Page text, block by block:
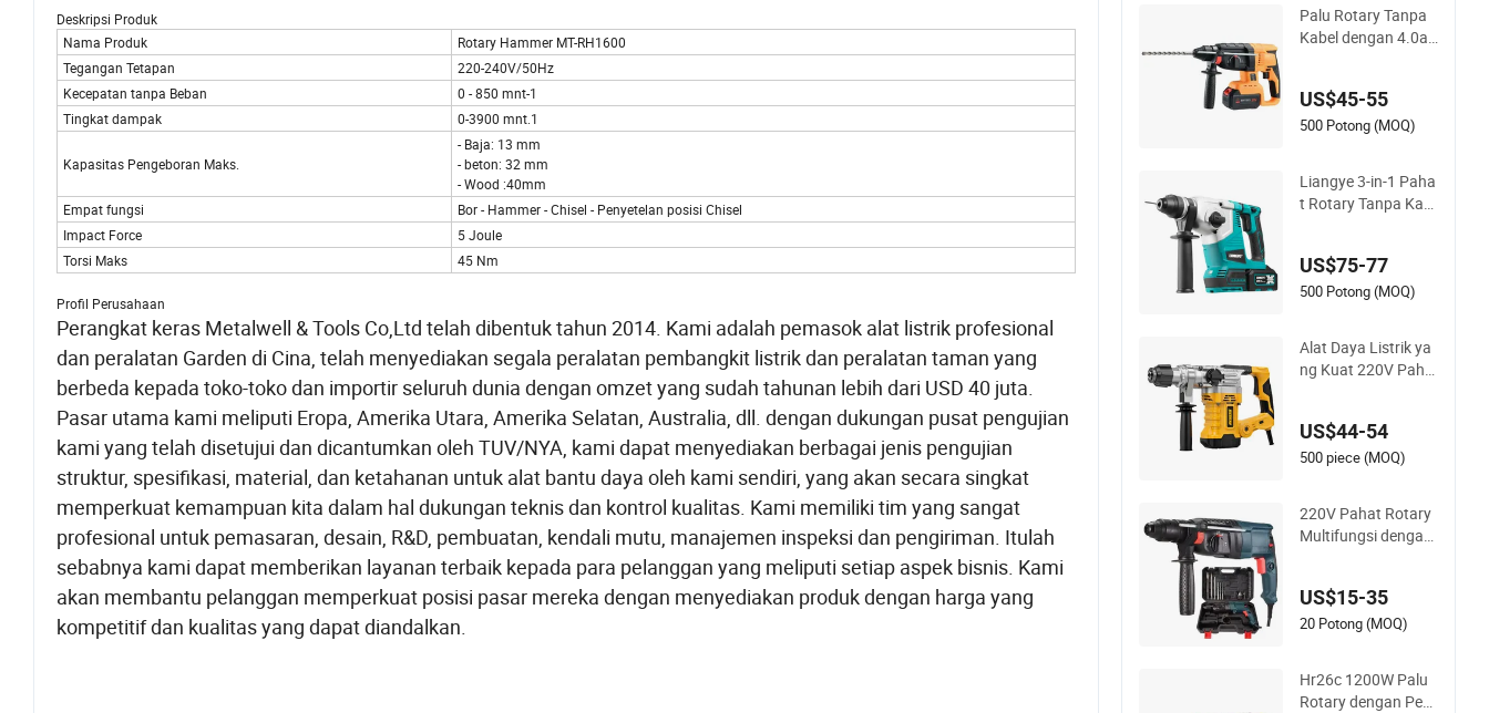
Deskripsi Produk
Nama Produk
Rotary Hammer MT-RH1600
Tegangan Tetapan
220-240V/50Hz
Kecepatan tanpa Beban
0 - 850 mnt-1
Tingkat dampak
0-3900 mnt.1
Kapasitas Pengeboran Maks.
- Baja: 13 mm
- beton: 32 mm
- Wood :40mm
Empat fungsi
Bor - Hammer - Chisel - Penyetelan posisi Chisel
Impact Force
5 Joule
Torsi Maks
45 Nm
Profil Perusahaan
Perangkat keras Metalwell & Tools Co,Ltd telah dibentuk tahun 2014. Kami adalah pemasok alat listrik profesional
dan peralatan Garden di Cina, telah menyediakan segala peralatan pembangkit listrik dan peralatan taman yang
berbeda kepada toko-toko dan importir seluruh dunia dengan omzet yang sudah tahunan lebih dari USD 40 juta.
Pasar utama kami meliputi Eropa, Amerika Utara, Amerika Selatan, Australia, dll. dengan dukungan pusat pengujian
kami yang telah disetujui dan dicantumkan oleh TUV/NYA, kami dapat menyediakan berbagai jenis pengujian
struktur, spesifikasi, material, dan ketahanan untuk alat bantu daya oleh kami sendiri, yang akan secara singkat
memperkuat kemampuan kita dalam hal dukungan teknis dan kontrol kualitas. Kami memiliki tim yang sangat
profesional untuk pemasaran, desain, R&D, pembuatan, kendali mutu, manajemen inspeksi dan pengiriman. Itulah
sebabnya kami dapat memberikan layanan terbaik kepada para pelanggan yang meliputi setiap aspek bisnis. Kami
akan membantu pelanggan memperkuat posisi pasar mereka dengan menyediakan produk dengan harga yang
kompetitif dan kualitas yang dapat diandalkan.
Palu Rotary Tanpa
Kabel dengan 4.0ah
pat
US$45-55
500 Potong (MOQ)
Liangye 3-in-1 Paha
t Rotary Tanpa Kab
el Pahat Pemecah R
otomartillo Desain B
US$75-77
500 Potong (MOQ)
Alat Daya Listrik ya
ng Kuat 220V Paha
US$44-54
500 piece (MOQ)
220V Pahat Rotary
Multifungsi dengan
Bor Impact
US$15-35
20 Potong (MOQ)
Hr26c 1200W Palu
Rotary dengan Peg